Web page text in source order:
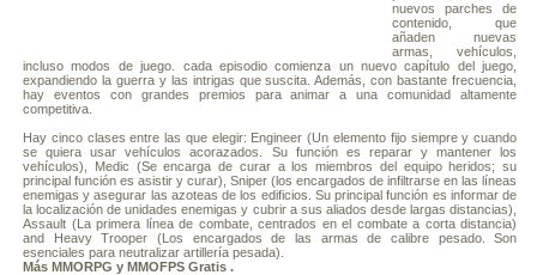
nuevos parches de
contenido, que
añaden nuevas
armas, vehículos,
incluso modos de juego. cada episodio comienza un nuevo capítulo del juego,
expandiendo la guerra y las intrigas que suscita. Además, con bastante frecuencia,
hay eventos con grandes premios para animar a una comunidad altamente
competitiva.
Hay cinco clases entre las que elegir: Engineer (Un elemento fijo siempre y cuando
se quiera usar vehículos acorazados. Su función es reparar y mantener los
vehículos), Medic (Se encarga de curar a los miembros del equipo heridos; su
principal función es asistir y curar), Sniper (los encargados de infiltrarse en las líneas
enemigas y asegurar las azoteas de los edificios. Su principal función es informar de
la localización de unidades enemigas y cubrir a sus aliados desde largas distancias),
Assault (La primera línea de combate, centrados en el combate a corta distancia)
and Heavy Trooper (Los encargados de las armas de calibre pesado. Son
esenciales para neutralizar artillería pesada).
Más MMORPG y MMOFPS Gratis .